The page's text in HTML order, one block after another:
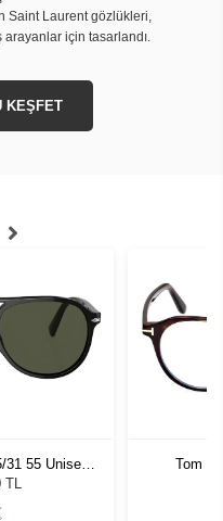
Saint Laurent gözlükleri,
için tasarlandı.
KEŞFET
31 55 Unisex
TL
Tom